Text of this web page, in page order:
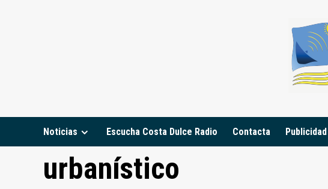
Noticias Escucha Costa Dulce Radio Contacta Publicidad
urbanístico